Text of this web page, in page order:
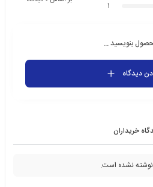
خریداران
نشده است.
1
بنویسید ...
دیدگاه